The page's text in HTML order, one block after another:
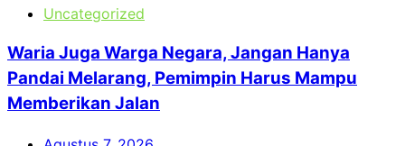
Uncategorized
Waria Juga Warga Negara, Jangan Hanya
Pandai Melarang, Pemimpin Harus Mampu
Memberikan Jalan